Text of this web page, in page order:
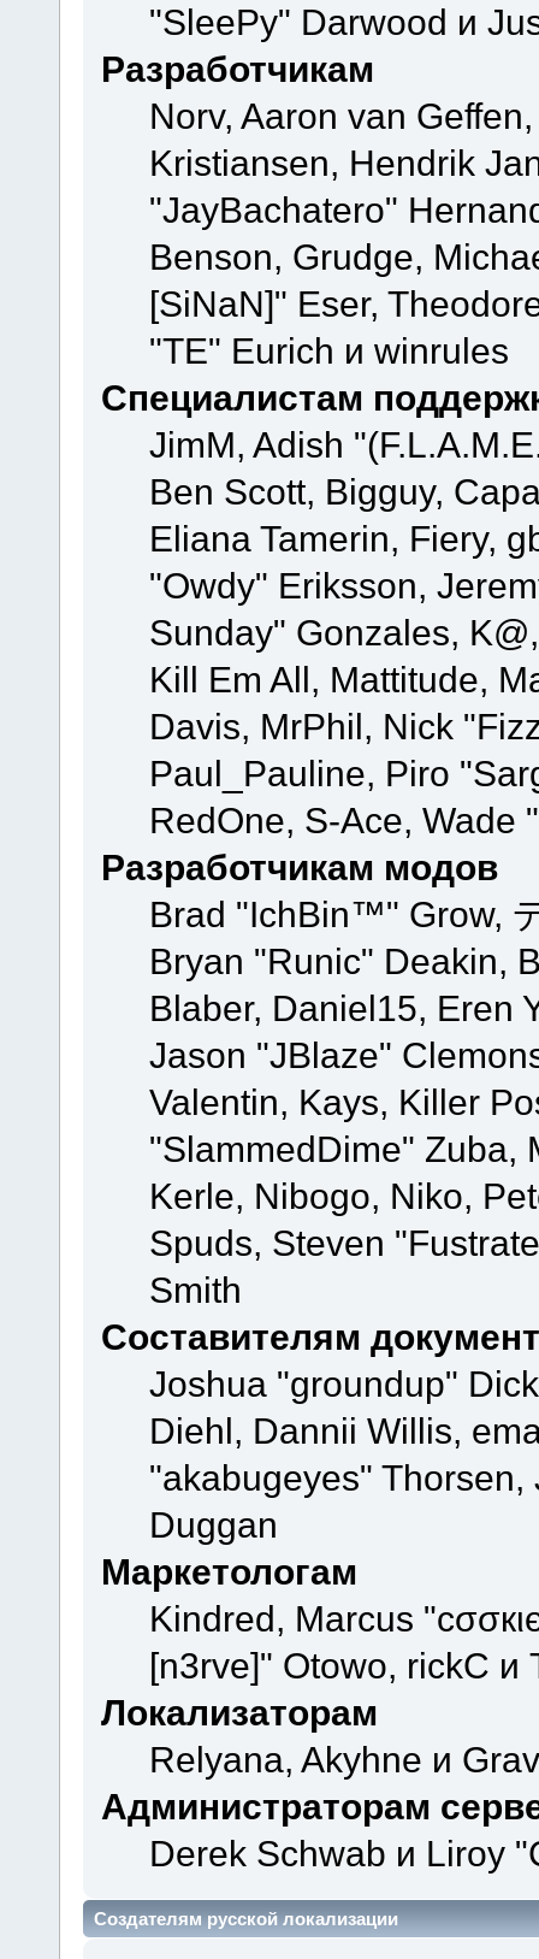
"SleePy" Darwood и
Разработчикам
Norv, Aaron van
Kristiansen, Hendrik
"JayBachatero"
Benson, Grudge,
[SiNaN]" Eser,
"TE" Eurich и winrules
Специалистам
JimM, Adish
Ben Scott, Bigguy,
Eliana Tamerin, Fiery,
"Owdy" Eriksson,
Sunday" Gonzales,
Kill Em All, Mattitude,
Davis, MrPhil, Nick
Paul_Pauline, Piro
RedOne, S-Ace,
Разработчикам модов
Brad "IchBin™" Grow,
Bryan "Runic" Deakin,
Blaber, Daniel15, Eren
Jason "JBlaze"
Valentin, Kays, Killer
"SlammedDime" Zuba,
Kerle, Nibogo, Niko,
Spuds, Steven
Smith
Составителям
Joshua "groundup"
Diehl, Dannii Willis,
"akabugeyes"
Duggan
Маркетологам
Kindred, Marcus
[n3rve]" Otowo, rickC и
Локализаторам
Relyana, Akyhne и
Администраторам
Derek Schwab и Liroy
Создателям русской локализации